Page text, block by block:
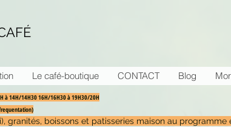
Le café-boutique CONTACT Blog
9H à 14H/14H30 16H/16H30 à 19H30/20H
granités, boissons et patisseries maison au